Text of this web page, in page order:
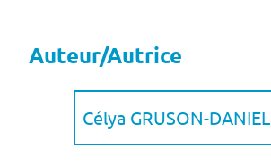
Auteur/Autrice
Célya GRUSON-DANIEL